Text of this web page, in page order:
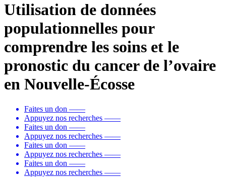
Utilisation de données
populationnelles pour
comprendre les soins et le
pronostic du cancer de l’ovaire
en Nouvelle-Écosse
Faites un don ——
Appuyez nos recherches ——
Faites un don ——
Appuyez nos recherches ——
Faites un don ——
Appuyez nos recherches ——
Faites un don ——
Appuyez nos recherches ——